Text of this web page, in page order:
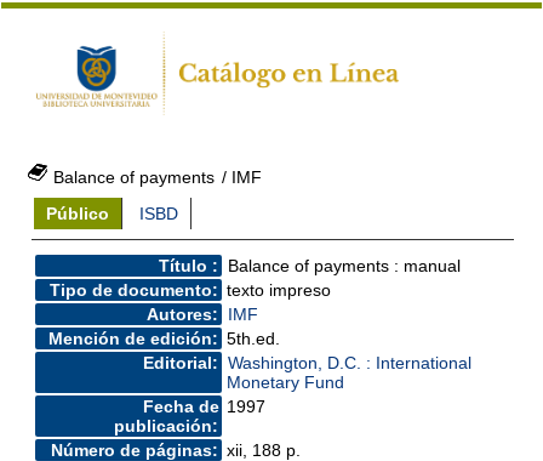
Balance of payments / IMF
Público
ISBD
Título :
Balance of payments : manual
Tipo de documento: texto impreso
Autores:
IMF
Mención de edición: 5th.ed.
Editorial: Washington, D.C. : International
Monetary Fund
Fecha de
publicación:
1997
Número de páginas: xii, 188 p.